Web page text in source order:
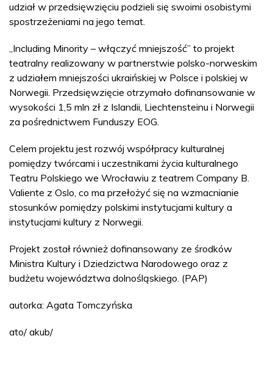
udział w przedsięwzięciu podzieli się swoimi osobistymi
spostrzeżeniami na jego temat.
„Including Minority – włączyć mniejszość” to projekt
teatralny realizowany w partnerstwie polsko-norweskim
z udziałem mniejszości ukraińskiej w Polsce i polskiej w
Norwegii. Przedsięwzięcie otrzymało dofinansowanie w
wysokości 1,5 mln zł z Islandii, Liechtensteinu i Norwegii
za pośrednictwem Funduszy EOG.
Celem projektu jest rozwój współpracy kulturalnej
pomiędzy twórcami i uczestnikami życia kulturalnego
Teatru Polskiego we Wrocławiu z teatrem Company B.
Valiente z Oslo, co ma przełożyć się na wzmacnianie
stosunków pomiędzy polskimi instytucjami kultury a
instytucjami kultury z Norwegii.
Projekt został również dofinansowany ze środków
Ministra Kultury i Dziedzictwa Narodowego oraz z
budżetu województwa dolnośląskiego. (PAP)
autorka: Agata Tomczyńska
ato/ akub/